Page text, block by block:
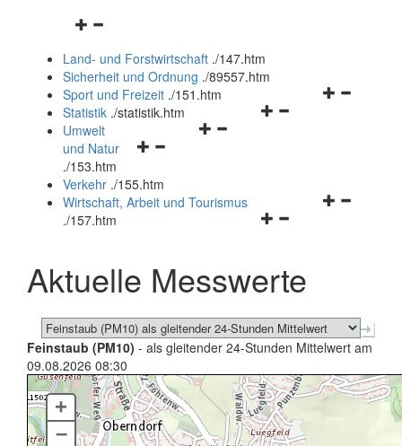
Navigationsmenü
und
schließen
Land- und Forstwirtschaft ./147.htm
Sicherheit und Ordnung ./89557.htm
Navigationsmenü
Sport und Freizeit ./151.htm
Navigationsmenü
Statistik ./statistik.htm
Navigationsmenü
und
schließen
Umwelt
und Natur
./153.htm
Verkehr ./155.htm
Navigationsmenü
schließen
Wirtschaft, Arbeit und Tourismus
./157.htm
Aktuelle Messwerte
Feinstaub (PM10) - als gleitender 24-Stunden Mittelwert am
09.08.2026 08:30
+
–